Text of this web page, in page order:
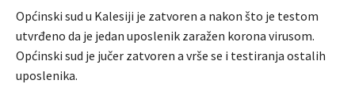
Općinski sud u Kalesiji je zatvoren a nakon što je testom
utvrđeno da je jedan uposlenik zaražen korona virusom.
Općinski sud je jučer zatvoren a vrše se i testiranja ostalih
uposlenika.